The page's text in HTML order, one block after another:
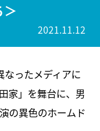
2021.11.12
なったメディアに
家」を舞台に、男
の異色のホームド